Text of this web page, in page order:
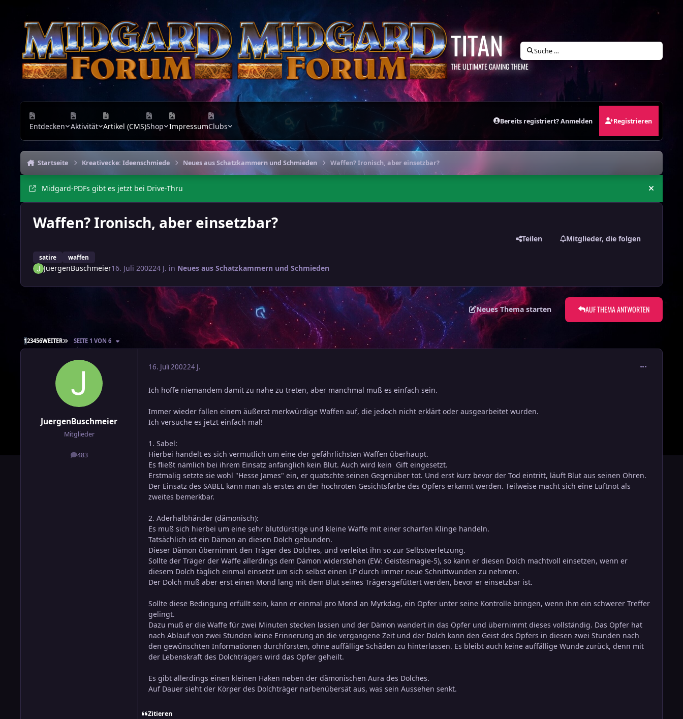
TITAN
THE ULTIMATE GAMING THEME
Suche …
Entdecken Aktivität Artikel (CMS)Shop ImpressumClubs
Bereits registriert? Anmelden Registrieren
Startseite Kreativecke: Ideenschmiede Neues aus Schatzkammern und Schmieden Waffen? Ironisch, aber einsetzbar?
Midgard-PDFs gibt es jetzt bei Drive-Thru
Waffen? Ironisch, aber einsetzbar?
satire waffen
Teilen Mitglieder, die folgen
JuergenBuschmeier16. Juli 200224 J. in Neues aus Schatzkammern und Schmieden
Neues Thema starten AUF THEMA ANTWORTEN
123456WEITER LETZTE SEITE
SEITE 1 VON 6
JuergenBuschmeier
Mitglieder
483
Beiträge
16. Juli 200224 J.
Ich hoffe niemandem damit zu nahe zu treten, aber manchmal muß es einfach sein.
Immer wieder fallen einem äußerst merkwürdige Waffen auf, die jedoch nicht erklärt oder ausgearbeitet wurden.
Ich versuche es jetzt einfach mal!
1. Sabel:
Hierbei handelt es sich vermutlich um eine der gefährlichsten Waffen überhaupt.
Es fließt nämlich bei ihrem Einsatz anfänglich kein Blut. Auch wird kein Gift eingesetzt.
Erstmalig setzte sie wohl "Hesse James" ein, er quatschte seinen Gegenüber tot. Und erst kurz bevor der Tod eintritt, läuft Blut aus seinen Ohren.
Der Einsatz des SABEL kann man als erstes an der hochroten Gesichtsfarbe des Opfers erkannt werden. Teilweise macht sich eine Luftnot als
zweites bemerkbar.
2. Aderhalbhänder (dämonisch):
Es muß sich hierbei um eine sehr blutdürstige und kleine Waffe mit einer scharfen Klinge handeln.
Tatsächlich ist ein Dämon an diesen Dolch gebunden.
Dieser Dämon übernimmt den Träger des Dolches, und verleitet ihn so zur Selbstverletzung.
Sollte der Träger der Waffe allerdings dem Dämon widerstehen (EW: Geistesmagie-5), so kann er diesen Dolch machtvoll einsetzen, wenn er
diesem Dolch täglich einmal einsetzt um sich selbst einen LP durch immer neue Schnittwunden zu nehmen.
Der Dolch muß aber erst einen Mond lang mit dem Blut seines Trägersgefüttert werden, bevor er einsetzbar ist.
Sollte diese Bedingung erfüllt sein, kann er einmal pro Mond an Myrkdag, ein Opfer unter seine Kontrolle bringen, wenn ihm ein schwerer Treffer
gelingt.
Dazu muß er die Waffe für zwei Minuten stecken lassen und der Dämon wandert in das Opfer und übernimmt dieses vollständig. Das Opfer hat
nach Ablauf von zwei Stunden keine Erinnerung an die vergangene Zeit und der Dolch kann den Geist des Opfers in diesen zwei Stunden nach
den gewünschten Informationen durchforsten, ohne auffällige Schäden zu hinterlassen. Es bleibt auch keine auffällige Wunde zurück, denn mit
der Lebenskraft des Dolchträgers wird das Opfer geheilt.
Es gibt allerdings einen kleinen Haken neben der dämonischen Aura des Dolches.
Auf Dauer sieht der Körper des Dolchträger narbenübersät aus, was sein Aussehen senkt.
Zitieren